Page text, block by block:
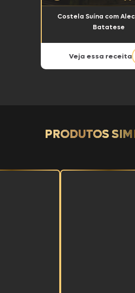
Costela Suína com
Batatese
Veja essa receita
PRODUTOS